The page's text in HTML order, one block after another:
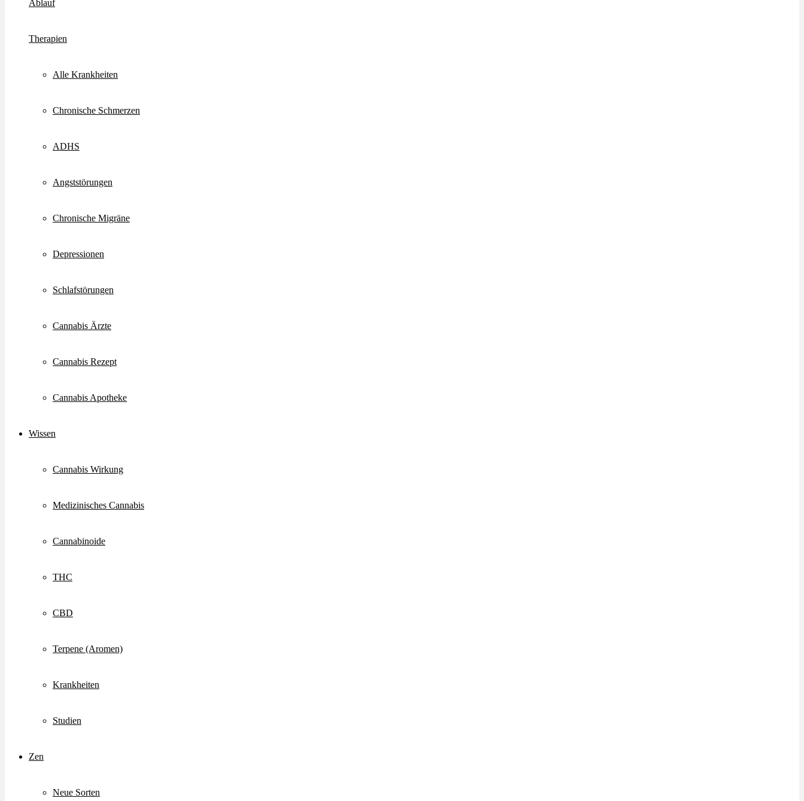
Ablauf
Therapien
Alle Krankheiten
Chronische Schmerzen
ADHS
Angststörungen
Chronische Migräne
Depressionen
Schlafstörungen
Cannabis Ärzte
Cannabis Rezept
Cannabis Apotheke
Wissen
Cannabis Wirkung
Medizinisches Cannabis
Cannabinoide
THC
CBD
Terpene (Aromen)
Krankheiten
Studien
Zen
Neue Sorten